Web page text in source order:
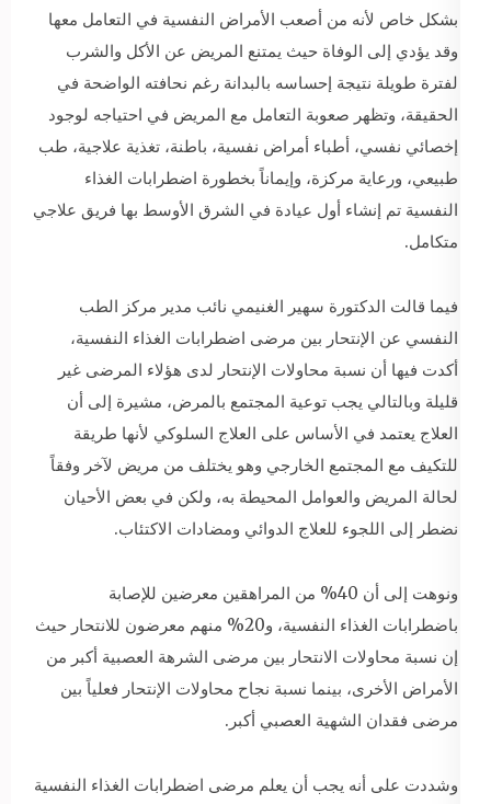
بشكل خاص لأنه من أصعب الأمراض النفسية في التعامل معها
وقد يؤدي إلى الوفاة حيث يمتنع المريض عن الأكل والشرب
لفترة طويلة نتيجة إحساسه بالبدانة رغم نحافته الواضحة في
الحقيقة، وتظهر صعوبة التعامل مع المريض في احتياجه لوجود
إخصائي نفسي، أطباء أمراض نفسية، باطنة، تغذية علاجية، طب
طبيعي، ورعاية مركزة، وإيماناً بخطورة اضطرابات الغذاء
النفسية تم إنشاء أول عيادة في الشرق الأوسط بها فريق علاجي
متكامل.
فيما قالت الدكتورة سهير الغنيمي نائب مدير مركز الطب
النفسي عن الإنتحار بين مرضى اضطرابات الغذاء النفسية،
أكدت فيها أن نسبة محاولات الإنتحار لدى هؤلاء المرضى غير
قليلة وبالتالي يجب توعية المجتمع بالمرض، مشيرة إلى أن
العلاج يعتمد في الأساس على العلاج السلوكي لأنها طريقة
للتكيف مع المجتمع الخارجي وهو يختلف من مريض لآخر وفقاً
لحالة المريض والعوامل المحيطة به، ولكن في بعض الأحيان
نضطر إلى اللجوء للعلاج الدوائي ومضادات الاكتئاب.
ونوهت إلى أن 40% من المراهقين معرضين للإصابة
باضطرابات الغذاء النفسية، و20% منهم معرضون للانتحار حيث
إن نسبة محاولات الانتحار بين مرضى الشرهة العصبية أكبر من
الأمراض الأخرى، بينما نسبة نجاح محاولات الإنتحار فعلياً بين
مرضى فقدان الشهية العصبي أكبر.
وشددت على أنه يجب أن يعلم مرضى اضطرابات الغذاء النفسية